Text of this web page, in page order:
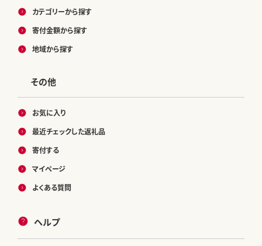
カテゴリーから探す
寄付金額から探す
地域から探す
その他
お気に入り
最近チェックした返礼品
寄付する
マイページ
よくある質問
ヘルプ